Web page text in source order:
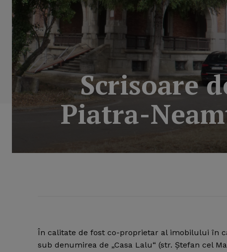
Scrisoare
Piatra-
În calitate de fost co-proprietar al imobilului în
sub denumirea de „Casa Lalu“ (str. Ştefan cel